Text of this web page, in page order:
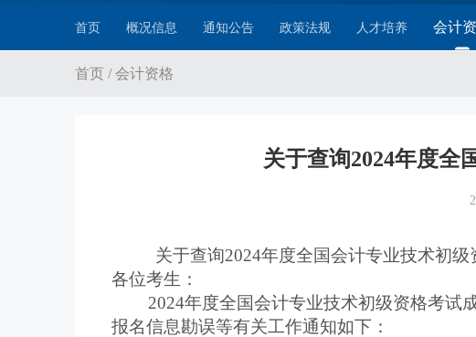
首页 概况信息 通知公告 政策法规 人才培养 会计
首页 /会计资格
关于查询2024年度全
关于查询2024年度全国会计专业技术初
各位考生：
2024年度全国会计专业技术初级资格考试成
报名信息勘误等有关工作通知如下：